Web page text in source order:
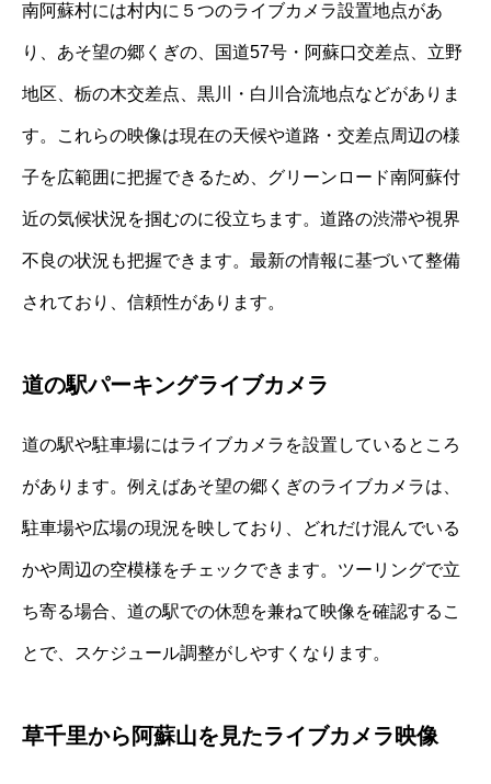
南阿蘇村には村内に５つのライブカメラ設置地点があ
り、あそ望の郷くぎの、国道57号・阿蘇口交差点、立野
地区、栃の木交差点、黒川・白川合流地点などがありま
す。これらの映像は現在の天候や道路・交差点周辺の様
子を広範囲に把握できるため、グリーンロード南阿蘇付
近の気候状況を掴むのに役立ちます。道路の渋滞や視界
不良の状況も把握できます。最新の情報に基づいて整備
されており、信頼性があります。
道の駅パーキングライブカメラ
道の駅や駐車場にはライブカメラを設置しているところ
があります。例えばあそ望の郷くぎのライブカメラは、
駐車場や広場の現況を映しており、どれだけ混んでいる
かや周辺の空模様をチェックできます。ツーリングで立
ち寄る場合、道の駅での休憩を兼ねて映像を確認するこ
とで、スケジュール調整がしやすくなります。
草千里から阿蘇山を見たライブカメラ映像